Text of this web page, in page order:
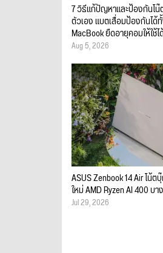
7 วิธีแก้ปัญหาและป้องกันโ
ตัวเอง แบตเสื่อมป้องกันได้
MacBook ยืดอายุคอมให้ใช้
Aug 5, 2026
ASUS Zenbook 14 Air โน้
ใหม่ AMD Ryzen AI 400 บ
Jul 29, 2026